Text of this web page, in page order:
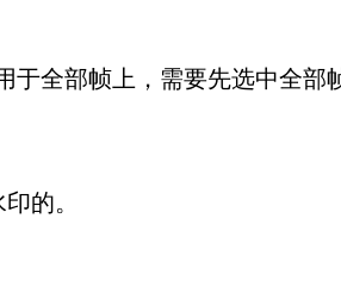
全部帧上，需要先选中全部
的。